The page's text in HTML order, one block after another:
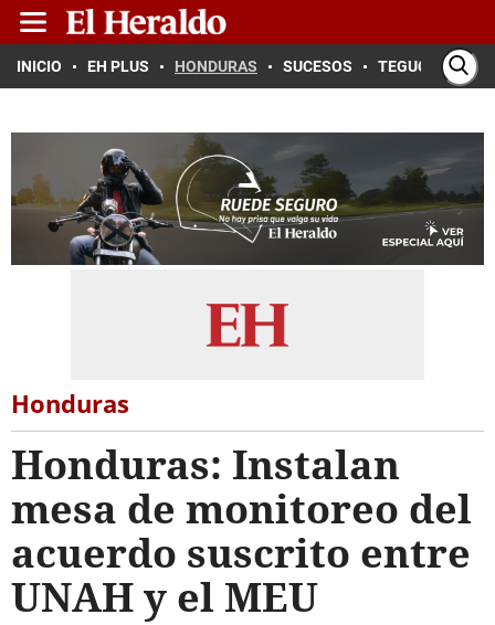
INICIO EH PLUS HONDURAS SUCESOS TEGUCIGALPA
Honduras
Honduras: Instalan
mesa de monitoreo del
acuerdo suscrito entre
UNAH y el MEU